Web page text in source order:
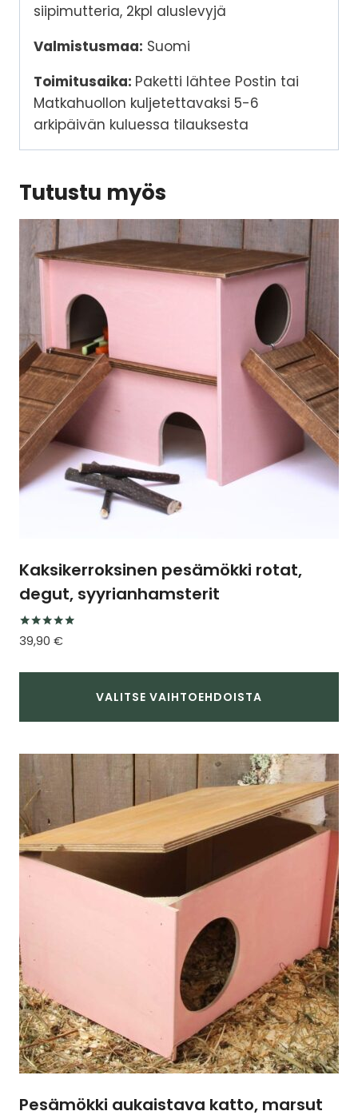
siipimutteria, 2kpl aluslevyjä
Valmistusmaa: Suomi
Toimitusaika: Paketti lähtee Postin tai
Matkahuollon kuljetettavaksi 5-6
arkipäivän kuluessa tilauksesta
Tutustu myös
Kaksikerroksinen pesämökki rotat,
degut, syyrianhamsterit
Arvostelu
tuotteesta:
/ 5
39,90 €
VALITSE VAIHTOEHDOISTA
tuotteella
useampi
muunnelma.
Voit
tehdä
valinnat
sivulla.
Pesämökki aukaistava katto, marsut